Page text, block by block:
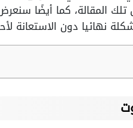
المقالة، كما أيضًا
نهائيا دون الاستعانة